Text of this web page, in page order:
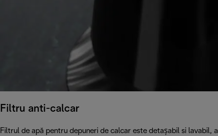
Filtru anti-calcar
Filtrul de apă pentru depuneri de calcar este detașabil si lavabil,